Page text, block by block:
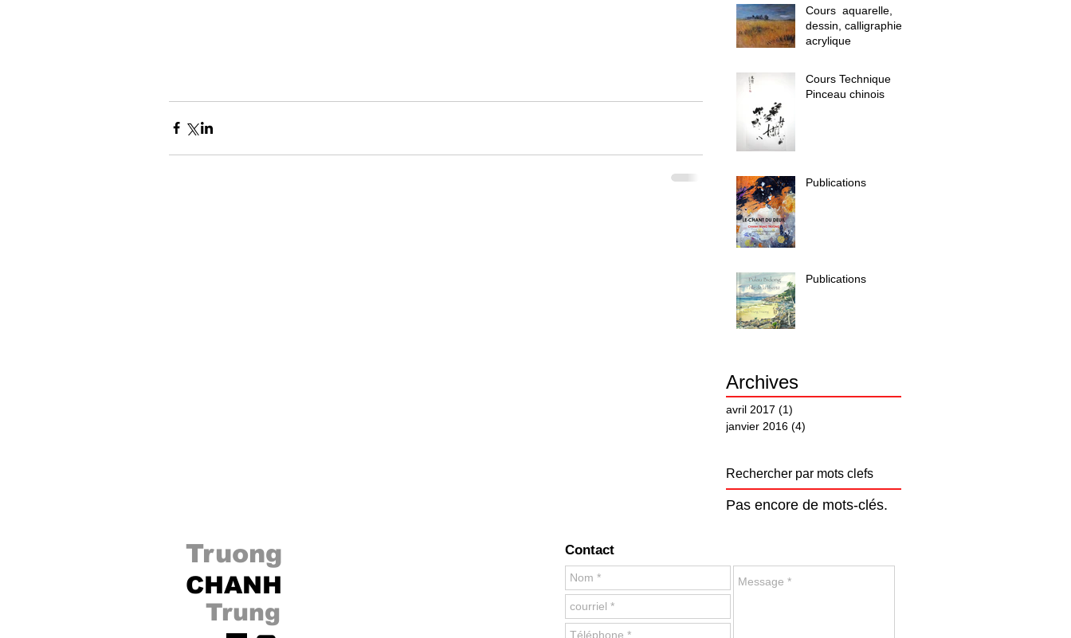
Cours aquarelle,
dessin, calligraphie,
acrylique
Cours Technique
Pinceau chinois
Publications
Publications
Archives
avril 2017 (1)
janvier 2016 (4)
Rechercher par mots clefs
Pas encore de mots-clés.
CHANH
Truong
Trung
Contact